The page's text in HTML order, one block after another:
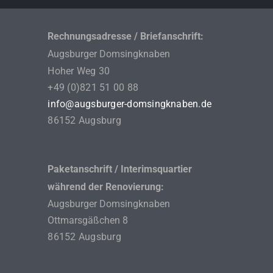
Rechnungsadresse / Briefanschrift:
Augsburger Domsingknaben
Hoher Weg 30
+49 (0)821 51 00 88
info@augsburger-domsingknaben.de
86152 Augsburg
Paketanschrift / Interimsquartier
während der Renovierung:
Augsburger Domsingknaben
Ottmarsgäßchen 8
86152 Augsburg